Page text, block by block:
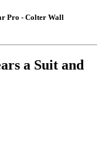
Pro - Colter Wall
a Suit and